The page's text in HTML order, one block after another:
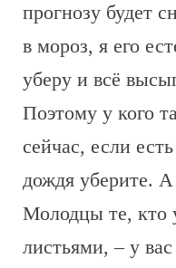
прогнозу будет
в мороз, я его
уберу и всё
Поэтому у кого
сейчас, если
дождя уберите.
Молодцы те, кто
листьями, – у